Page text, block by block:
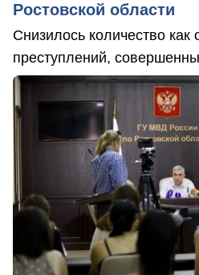
Ростовской области
Снизилось количество как
преступлений,